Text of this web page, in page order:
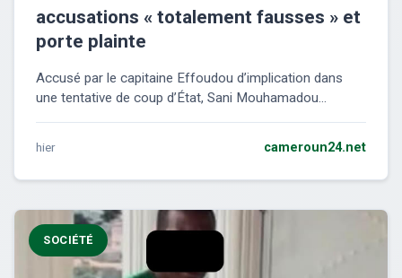
accusations « totalement fausses » et
porte plainte
Accusé par le capitaine Effoudou d’implication dans
une tentative de coup d’État, Sani Mouhamadou...
hier cameroun24.net
SOCIÉTÉ